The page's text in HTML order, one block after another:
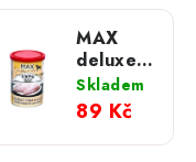
MAX
deluxe
Kuřecí
prsa bez
kosti;
400 g
Skladem
89 Kč